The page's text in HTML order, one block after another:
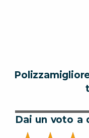
Dai un voto a